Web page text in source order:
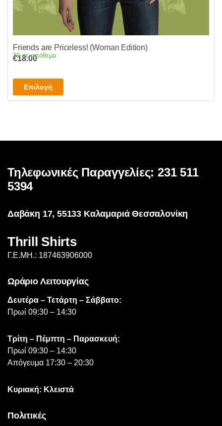
Friends are Priceless! (Woman Edition)
€18.00
36 σε απόθεμα
Επιλογή
το
παραλλαγές.
επιλογές
μπορούν
στη
του
προϊόντος
Τηλεφωνικές Παραγγελίες: 231 511
5394
Δαβάκη 17, 55133 Καλαμαριά Θεσσαλονίκη
Thrill Shirts
Γ.Ε.ΜΗ.: 187463906000
Ωράριο Λειτουργίας
Δευτέρα – Τετάρτη – Σάββατο:
Πρωί 09:30 – 14:30
Τρίτη – Πέμπτη – Παρασκευή:
Πρωί 09:30 – 14:30
Απόγευμα 17:30 – 20:30
Κυριακή: Κλειστά
Πολιτικές